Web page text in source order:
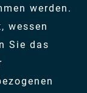
werden.
wessen
Sie das